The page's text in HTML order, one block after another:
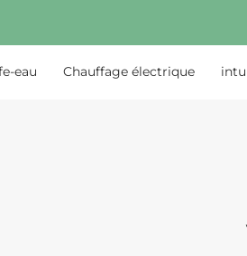
eau Chauffage électrique